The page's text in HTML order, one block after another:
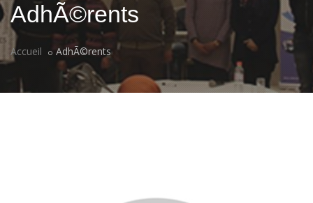
AdhÃ©rents
Accueil AdhÃ©rents